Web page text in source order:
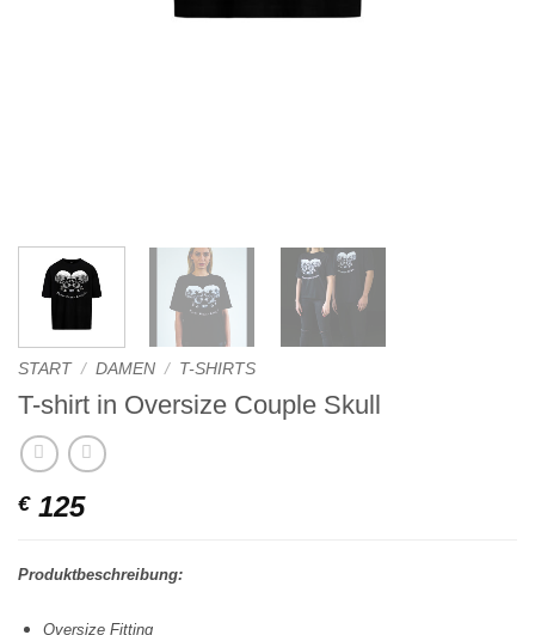
START / DAMEN / T-SHIRTS
T-shirt in Oversize Couple Skull
€125
Produktbeschreibung:
Oversize Fitting